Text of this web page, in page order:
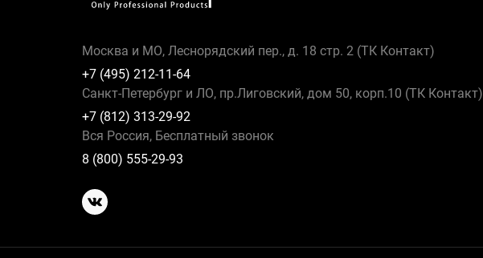
Москва и МО, Леснорядский пер., д. 18 стр. 2 (ТК Контакт)
+7 (495) 212-11-64
Санкт-Петербург и ЛО, пр.Лиговский, дом 50, корп.10 (ТК Контакт)
+7 (812) 313-29-92
Вся Россия, Бесплатный звонок
8 (800) 555-29-93